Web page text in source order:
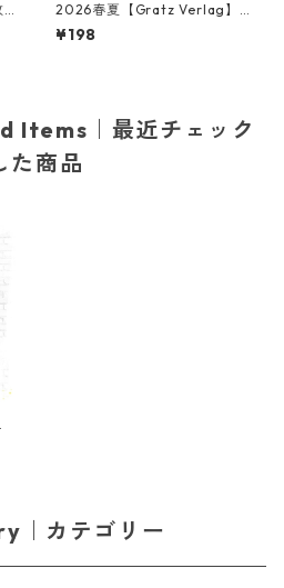
2026春夏【Gratz Verlag】
バラ売り2枚 ランチサイズ ペ
ーパーナプキン Blumenmeer
¥198
Items｜最近チェック
た商品
｜カテゴリー